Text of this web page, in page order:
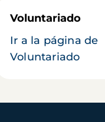
Voluntariado
Ir a la página de
Voluntariado